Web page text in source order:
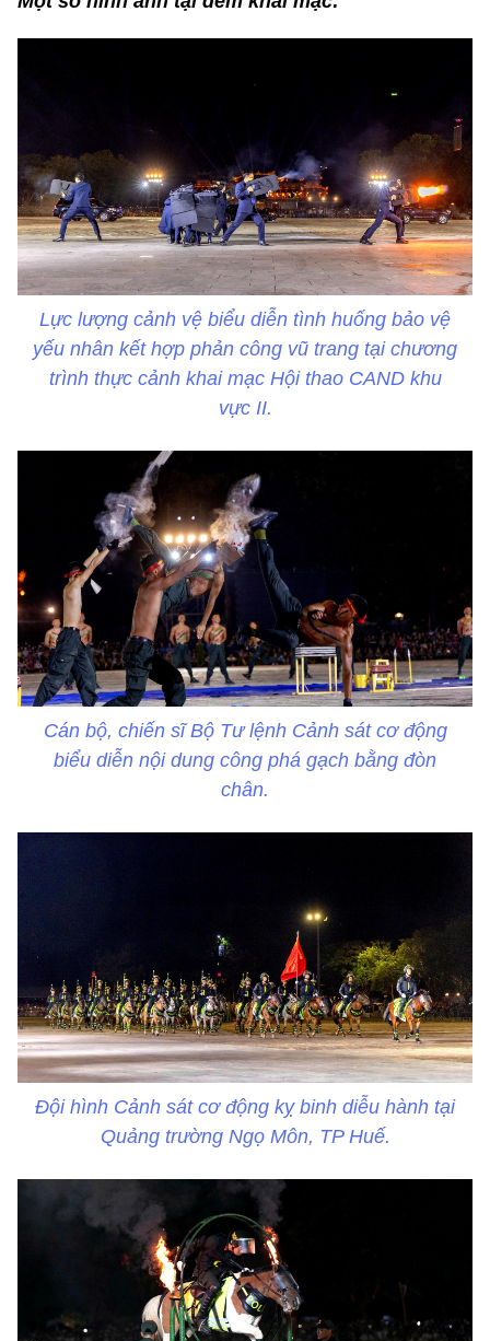
Lực lượng cảnh vệ biểu diễn tình huống bảo vệ
yếu nhân kết hợp phản công vũ trang tại chương
trình thực cảnh khai mạc Hội thao CAND khu
vực II.
Cán bộ, chiến sĩ Bộ Tư lệnh Cảnh sát cơ động
biểu diễn nội dung công phá gạch bằng đòn
chân.
Đội hình Cảnh sát cơ động kỵ binh diễu hành tại
Quảng trường Ngọ Môn, TP Huế.